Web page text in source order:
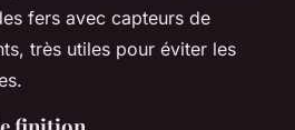
fers avec capteurs de
très utiles pour éviter les